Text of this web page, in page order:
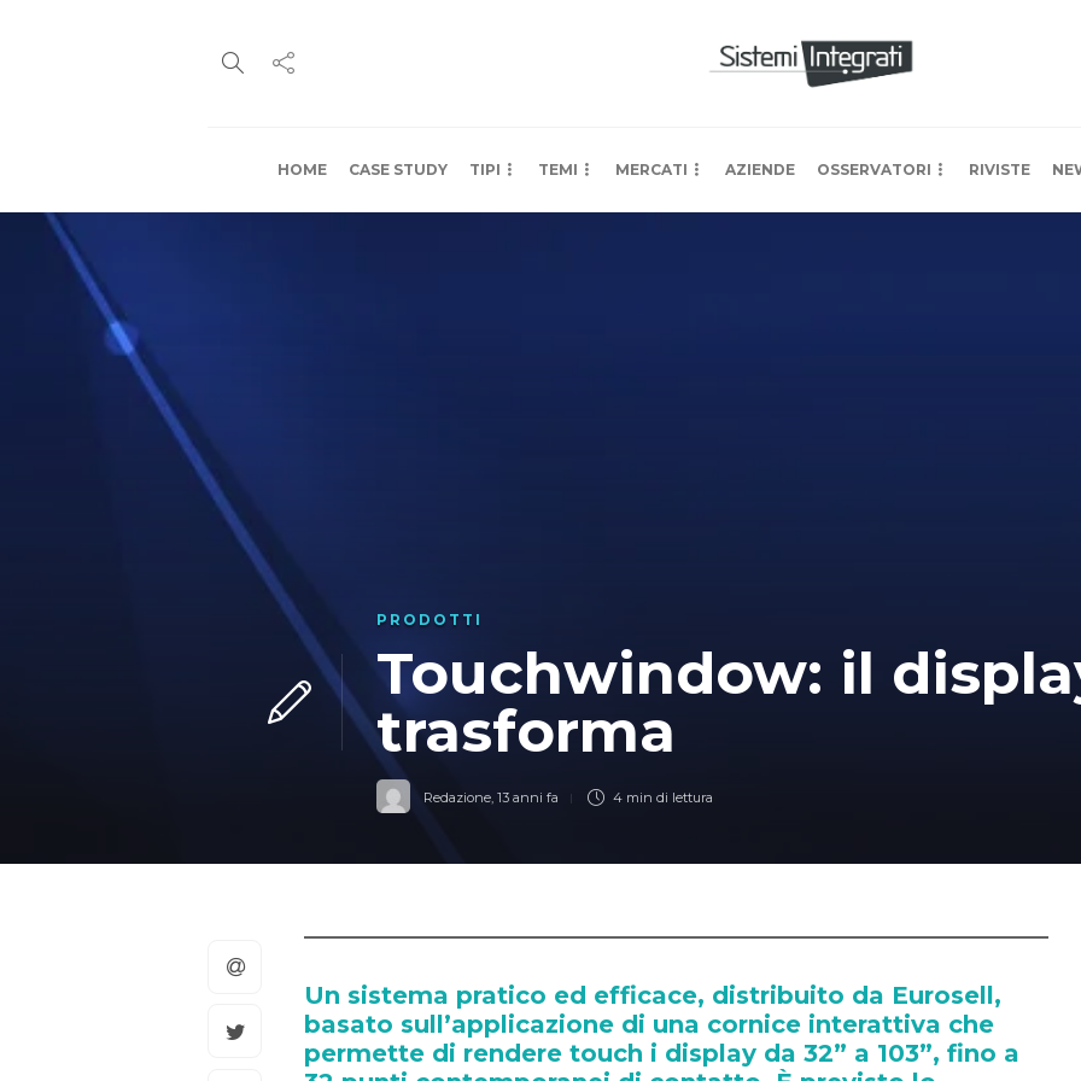
HOME CASE STUDY TIPI TEMI MERCATI AZIENDE OSSERVATORI RIVISTE
PRODOTTI
Touchwindow: il
trasforma
Redazione, 13 anni fa 4 min di lettura
Un sistema pratico ed efficace, distribuito da Eurosell,
basato sull’applicazione di una cornice interattiva che
permette di rendere touch i display da 32” a 103”, fino a